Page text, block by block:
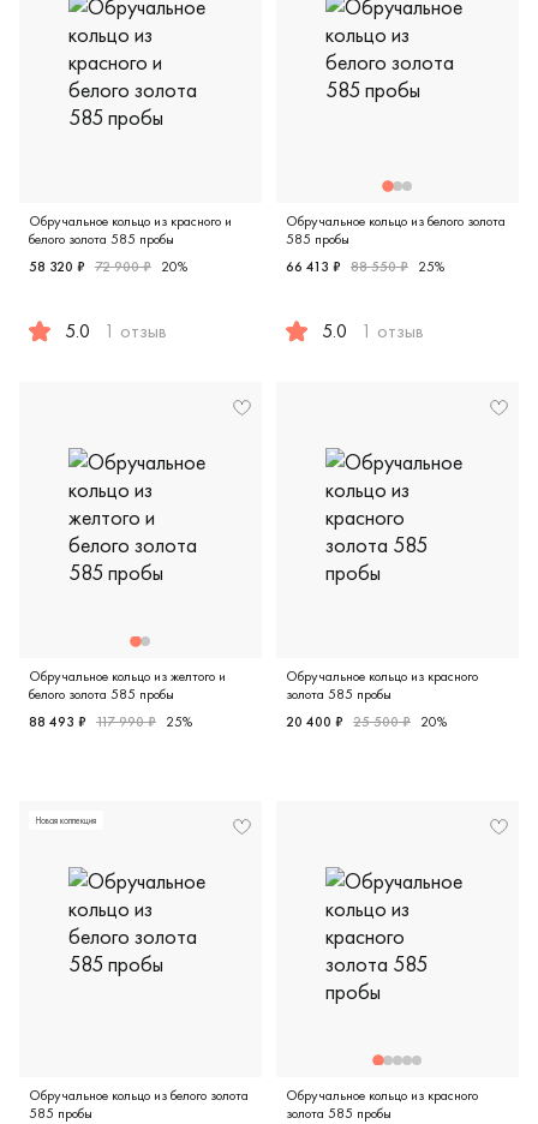
Обручальное кольцо из красного и
белого золота 585 пробы
58 320 ₽ 72 900 ₽ 20%
5.0 1 отзыв
Обручальное кольцо из белого золота
585 пробы
66 413 ₽ 88 550 ₽ 25%
5.0 1 отзыв
Обручальное кольцо из желтого и
белого золота 585 пробы
88 493 ₽ 117 990 ₽ 25%
Обручальное кольцо из красного
золота 585 пробы
20 400 ₽ 25 500 ₽ 20%
Новая коллекция
Обручальное кольцо из белого золота
585 пробы
Обручальное кольцо из красного
золота 585 пробы